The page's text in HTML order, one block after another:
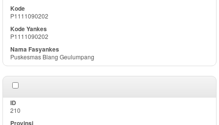
P1111090202
P1111090202
Puskesmas Blang Geulumpang
210